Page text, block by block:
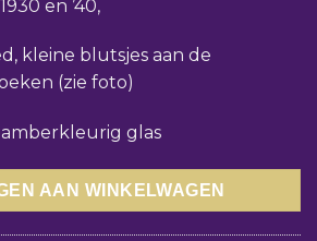
en ’40,
kleine blutsjes aan de
(zie foto)
amberkleurig glas
AAN WINKELWAGEN